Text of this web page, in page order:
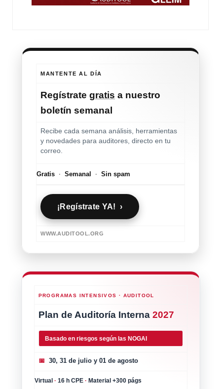
MANTENTE AL DÍA
Regístrate gratis a nuestro
boletín semanal
Recibe cada semana análisis, herramientas
y novedades para auditores, directo en tu
correo.
Gratis · Semanal · Sin spam
¡Regístrate YA! ›
WWW.AUDITOOL.ORG
PROGRAMAS INTENSIVOS · AUDITOOL
Plan de Auditoría Interna 2027
Basado en riesgos según las NOGAI
📅 30, 31 de julio y 01 de agosto
Virtual · 16 h CPE · Material +300 págs